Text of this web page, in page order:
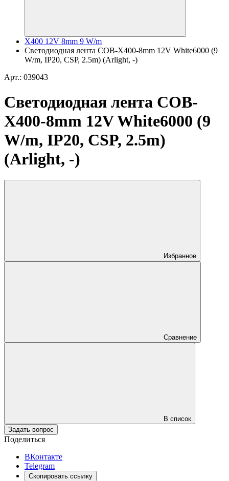
X400 12V 8mm 9 W/m
Светодиодная лента COB-X400-8mm 12V White6000 (9
W/m, IP20, CSP, 2.5m) (Arlight, -)
Арт.: 039043
Светодиодная лента COB-
X400-8mm 12V White6000 (9
W/m, IP20, CSP, 2.5m)
(Arlight, -)
Избранное
Сравнение
В список
Задать вопрос
Поделиться
ВКонтакте
Telegram
Скопировать ссылку